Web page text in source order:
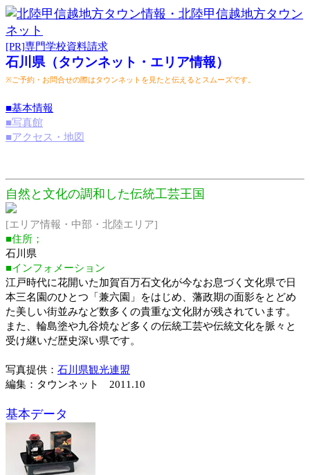
[PR]専門学校資料請求
石川県（タウンネット・エリア情報）
※ご予約・お問合せの際はタウンネットを見たと伝えるとスムーズです。
■基本情報
■写真館
■アクセス・地図
自然と文化の調和した伝統工芸王国
[エリア情報・中部・北陸エリア]
■住所；
石川県
■インフォメーション
江戸時代に花開いた加賀百万石文化が今なお息づく文化県で日
本三名園のひとつ「兼六園」をはじめ、藩政期の面影をとどめ
た美しい街並みなど数多くの貴重な文化財が残されています。
また、輪島塗や九谷焼など多くの伝統工芸や伝統文化を脈々と
受け継いだ歴史深い県です。
写真提供： 石川県観光連盟
編集：タウンネット 2011.10
基本データ